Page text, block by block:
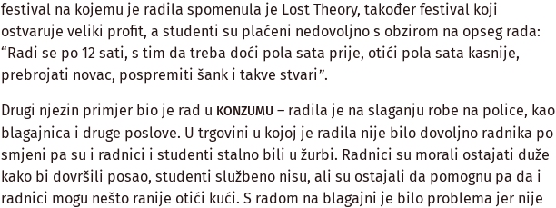
festival na kojemu je radila spomenula je Lost Theory, također festival koji
ostvaruje veliki profit, a studenti su plaćeni nedovoljno s obzirom na opseg rada:
“Radi se po 12 sati, s tim da treba doći pola sata prije, otići pola sata kasnije,
prebrojati novac, pospremiti šank i takve stvari”.
Drugi njezin primjer bio je rad u KONZUMU– radila je na slaganju robe na police, kao
blagajnica i druge poslove. U trgovini u kojoj je radila nije bilo dovoljno radnika po
smjeni pa su i radnici i studenti stalno bili u žurbi. Radnici su morali ostajati duže
kako bi dovršili posao, studenti službeno nisu, ali su ostajali da pomognu pa da i
radnici mogu nešto ranije otići kući. S radom na blagajni je bilo problema jer nije